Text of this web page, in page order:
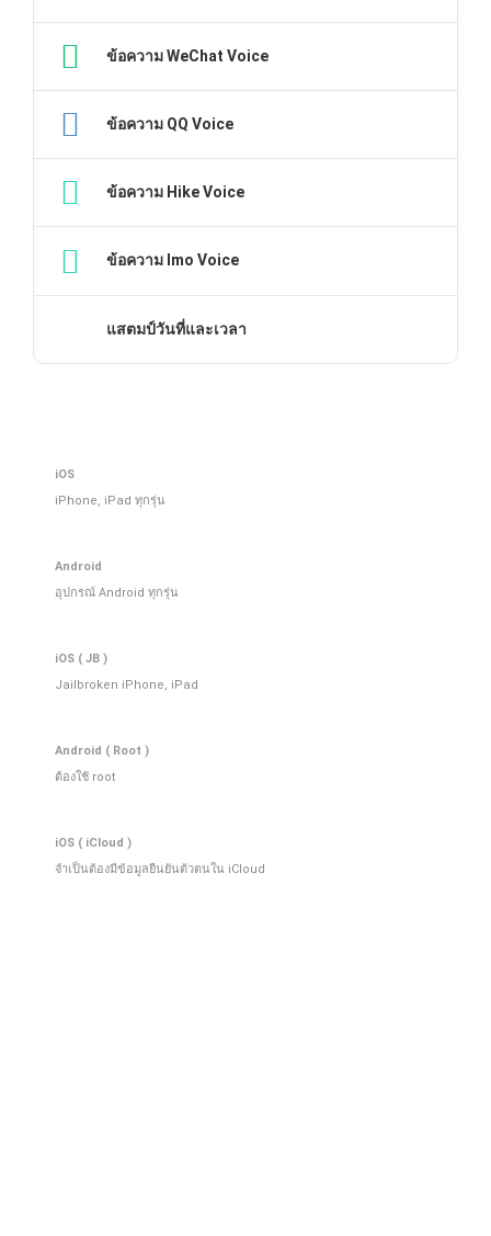
ข้อความ WeChat Voice
ข้อความ QQ Voice
ข้อความ Hike Voice
ข้อความ Imo Voice
แสตมป์วันที่และเวลา
iOS
iPhone, iPad ทุกรุ่น
Android
อุปกรณ์ Android ทุกรุ่น
iOS ( JB )
Jailbroken iPhone, iPad
Android ( Root )
ต้องใช้ root
iOS ( iCloud )
จําเป็นต้องมีข้อมูลยืนยันตัวตนใน iCloud